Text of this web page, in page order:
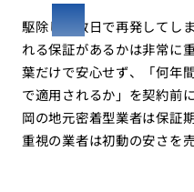
駆除して数日で再発してし
れる保証があるかは非常に
葉だけで安心せず、「何年
で適用されるか」を契約前
岡の地元密着型業者は保証
重視の業者は初動の安さを